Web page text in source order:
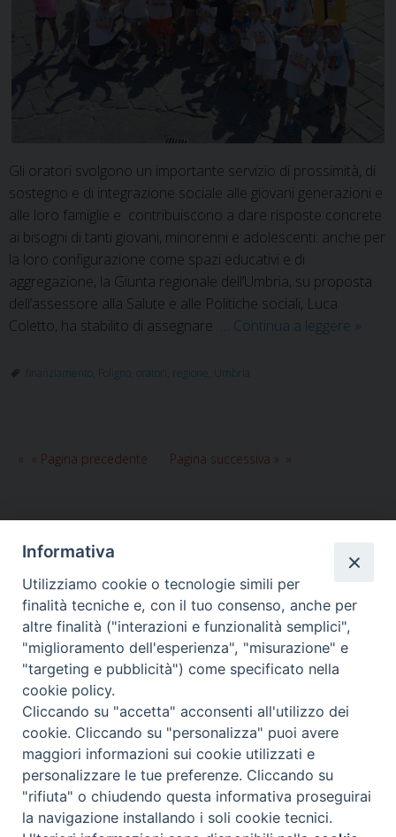
Gli oratori svolgono un importante servizio di prossimità, di
sostegno e di integrazione sociale alle giovani generazioni e
alle loro famiglie e contribuiscono a dare risposte concrete
ai bisogni di tanti giovani, minorenni e adolescenti: anche per
la loro configurazione come spazi educativi e di
aggregazione, la Giunta regionale dell’Umbria, su proposta
dell’assessore alla Salute e alle Politiche sociali, Luca
Coletto, ha stabilito di assegnare … Continua a leggere Dalla
attività
oratori
»
finanziamento Foligno oratori regione Umbria
« Pagina precedente Pagina successiva »
HOME VESCOVO ORARI MESSE
CURIA VESCOVILE
TUTELA MINORI
UFFICI PASTORALI PERSONE
VITA CONSACRATA
DOCUMENTI
CONTATTI
Copyright © 2018 Diocesi di Foligno /Curia . Piazza Mons. Faloci 3 - 06034
tel. 0742 350473 fax 0742 349021 email: info@diocesidifoligno.it . pec:
diocesidifoligno@pec.it
Informativa
Utilizziamo cookie o tecnologie simili per
finalità tecniche e, con il tuo consenso, anche per
altre finalità ("interazioni e funzionalità semplici",
"miglioramento dell'esperienza", "misurazione" e
"targeting e pubblicità") come specificato nella
cookie policy.
Cliccando su "accetta" acconsenti all'utilizzo dei
cookie. Cliccando su "personalizza" puoi avere
maggiori informazioni sui cookie utilizzati e
personalizzare le tue preferenze. Cliccando su
"rifiuta" o chiudendo questa informativa proseguirai
la navigazione installando i soli cookie tecnici.